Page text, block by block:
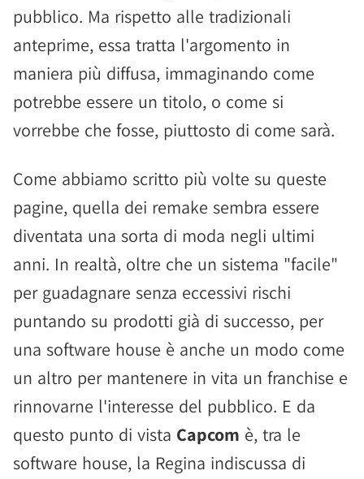
pubblico. Ma rispetto alle tradizionali
anteprime, essa tratta l'argomento in
maniera più diffusa, immaginando come
potrebbe essere un titolo, o come si
vorrebbe che fosse, piuttosto di come sarà.
Come abbiamo scritto più volte su queste
pagine, quella dei remake sembra essere
diventata una sorta di moda negli ultimi
anni. In realtà, oltre che un sistema "facile"
per guadagnare senza eccessivi rischi
puntando su prodotti già di successo, per
una software house è anche un modo come
un altro per mantenere in vita un franchise e
rinnovarne l'interesse del pubblico. E da
questo punto di vista Capcom è, tra le
software house, la Regina indiscussa di